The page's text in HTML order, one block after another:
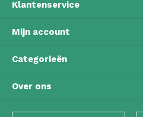
Klantenservice
Mijn account
Categorieën
Over ons